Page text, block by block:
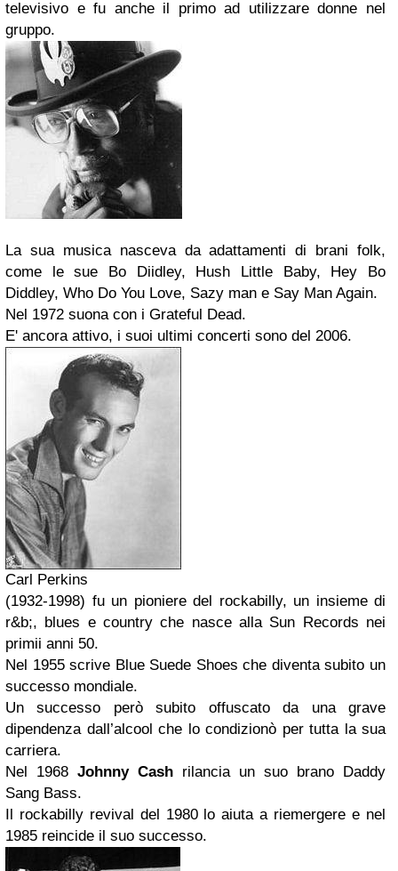
televisivo e fu anche il primo ad utilizzare donne nel
gruppo.
La sua musica nasceva da adattamenti di brani folk,
come le sue Bo Diidley, Hush Little Baby, Hey Bo
Diddley, Who Do You Love, Sazy man e Say Man Again.
Nel 1972 suona con i Grateful Dead.
E' ancora attivo, i suoi ultimi concerti sono del 2006.
Carl Perkins
(1932-1998) fu un pioniere del rockabilly, un insieme di
r&b;, blues e country che nasce alla Sun Records nei
primii anni 50.
Nel 1955 scrive Blue Suede Shoes che diventa subito un
successo mondiale.
Un successo però subito offuscato da una grave
dipendenza dall’alcool che lo condizionò per tutta la sua
carriera.
Nel 1968 Johnny Cash rilancia un suo brano Daddy
Sang Bass.
Il rockabilly revival del 1980 lo aiuta a riemergere e nel
1985 reincide il suo successo.